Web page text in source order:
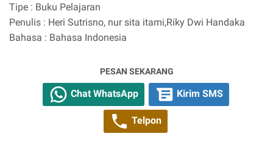
Tipe : Buku Pelajaran
Penulis : Heri Sutrisno, nur sita itami,Riky Dwi Handaka
Bahasa : Bahasa Indonesia
PESAN SEKARANG
Chat WhatsApp Kirim SMS
Telpon